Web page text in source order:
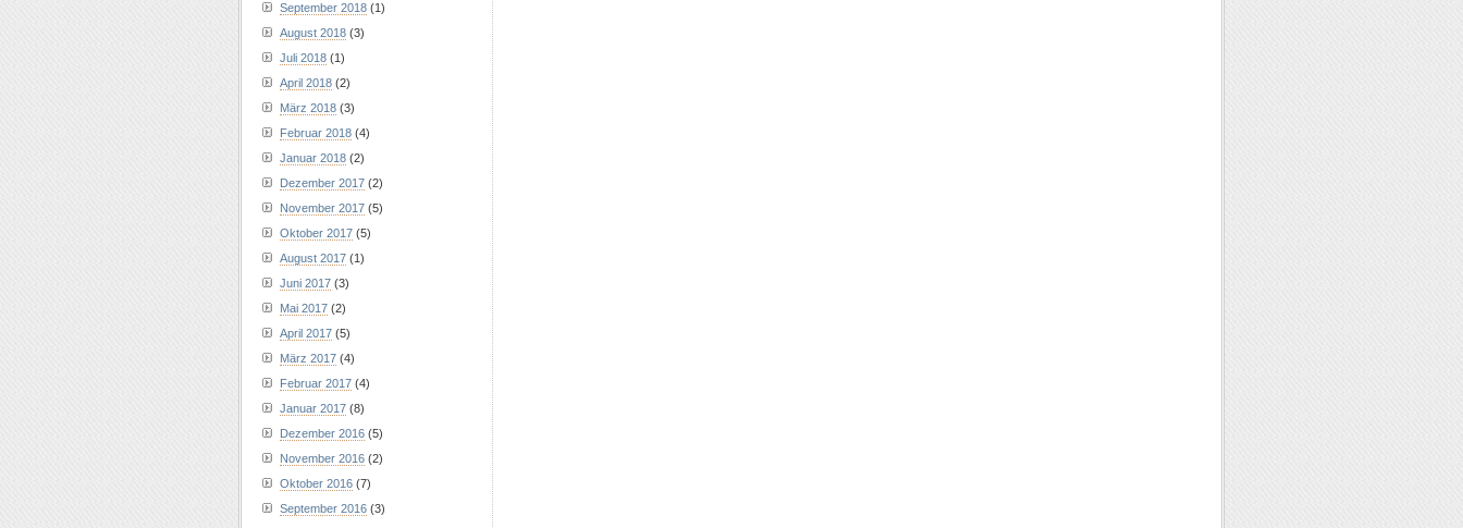
September 2018 (1)
August 2018 (3)
Juli 2018 (1)
April 2018 (2)
März 2018 (3)
Februar 2018 (4)
Januar 2018 (2)
Dezember 2017 (2)
November 2017 (5)
Oktober 2017 (5)
August 2017 (1)
Juni 2017 (3)
Mai 2017 (2)
April 2017 (5)
März 2017 (4)
Februar 2017 (4)
Januar 2017 (8)
Dezember 2016 (5)
November 2016 (2)
Oktober 2016 (7)
September 2016 (3)